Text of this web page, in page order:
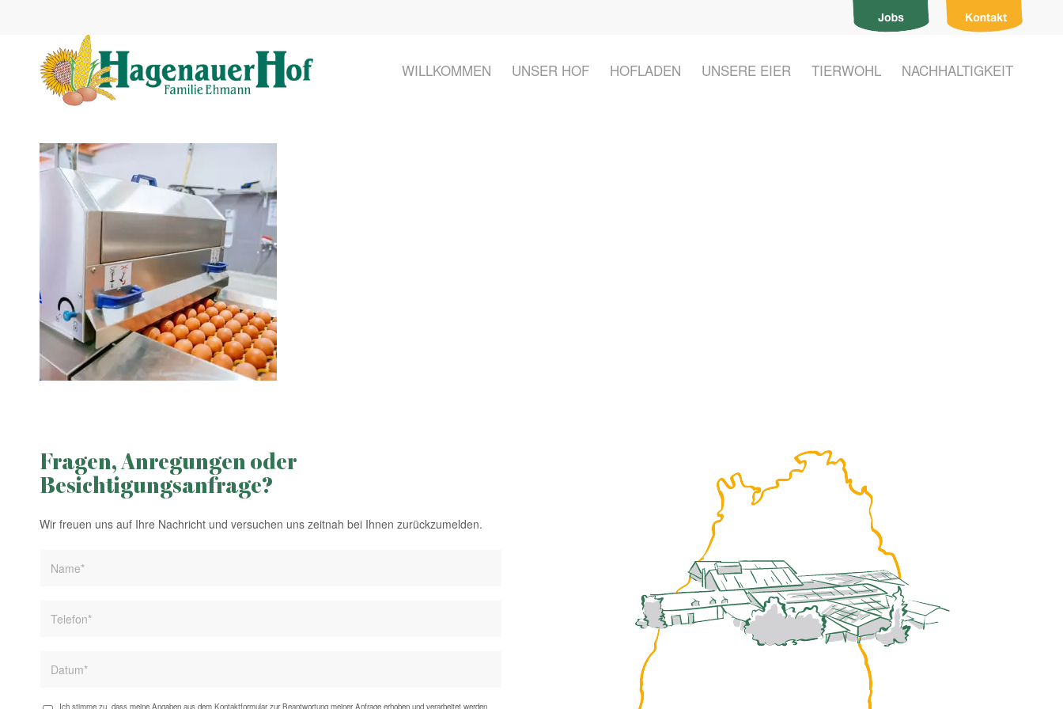
WILLKOMMEN UNSER HOF HOFLADEN UNSERE EIER TIERWOHL NACHHALTIGKEIT
Fragen, Anregungen oder
Besichtigungsanfrage?
Wir freuen uns auf Ihre Nachricht und versuchen uns zeitnah bei Ihnen zurückzumelden.
Ich stimme zu, dass meine Angaben aus dem Kontaktformular zur Beantwortung meiner Anfrage erhoben und verarbeitet werden.